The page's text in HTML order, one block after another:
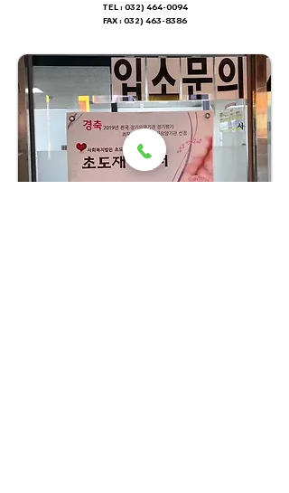
TEL : 032) 464-0094
FAX : 032) 463-8386